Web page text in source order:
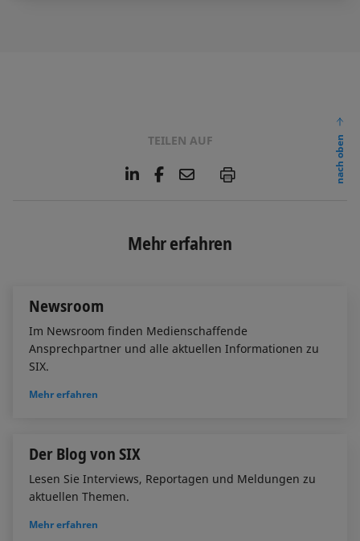
TEILEN AUF
L
e
d
F
o
E
l
P
nach oben
Mehr erfahren
Newsroom
Im Newsroom finden Medienschaffende
Ansprechpartner und alle aktuellen Informationen zu
SIX.
Mehr erfahren
Der Blog von SIX
Lesen Sie Interviews, Reportagen und Meldungen zu
aktuellen Themen.
Mehr erfahren